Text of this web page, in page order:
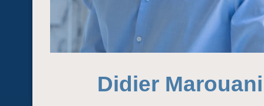
Didier Marouani